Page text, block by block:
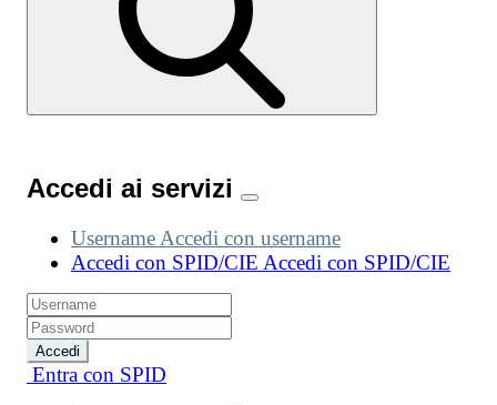
Accedi ai servizi
Username Accedi con username
Accedi con SPID/CIE Accedi con SPID/CIE
Accedi
Entra con SPID